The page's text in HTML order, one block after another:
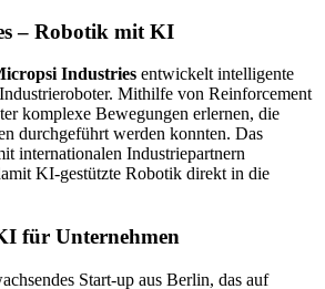
– Robotik mit KI
Industries entwickelt intelligente
Mithilfe von Reinforcement
komplexe Bewegungen erlernen, die
durchgeführt werden konnten. Das
internationalen Industriepartnern
KI-gestützte Robotik direkt in die
für Unternehmen
Start-up aus Berlin, das auf